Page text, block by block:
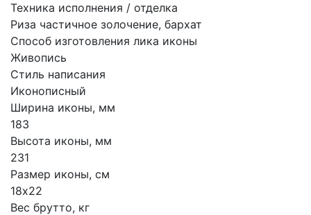
Техника исполнения / отделка
Риза частичное золочение, бархат
Способ изготовления лика иконы
Живопись
Стиль написания
Иконописный
Ширина иконы, мм
183
Высота иконы, мм
231
Размер иконы, см
18х22
Вес брутто, кг